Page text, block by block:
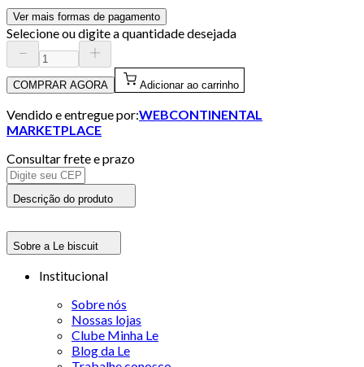
Ver mais formas de pagamento
Selecione ou digite a quantidade desejada
COMPRAR AGORA Adicionar ao carrinho
Vendido e entregue por:WEBCONTINENTAL
MARKETPLACE
Consultar frete e prazo
Descrição do produto
Sobre a Le biscuit
Institucional
Sobre nós
Nossas lojas
Clube Minha Le
Blog da Le